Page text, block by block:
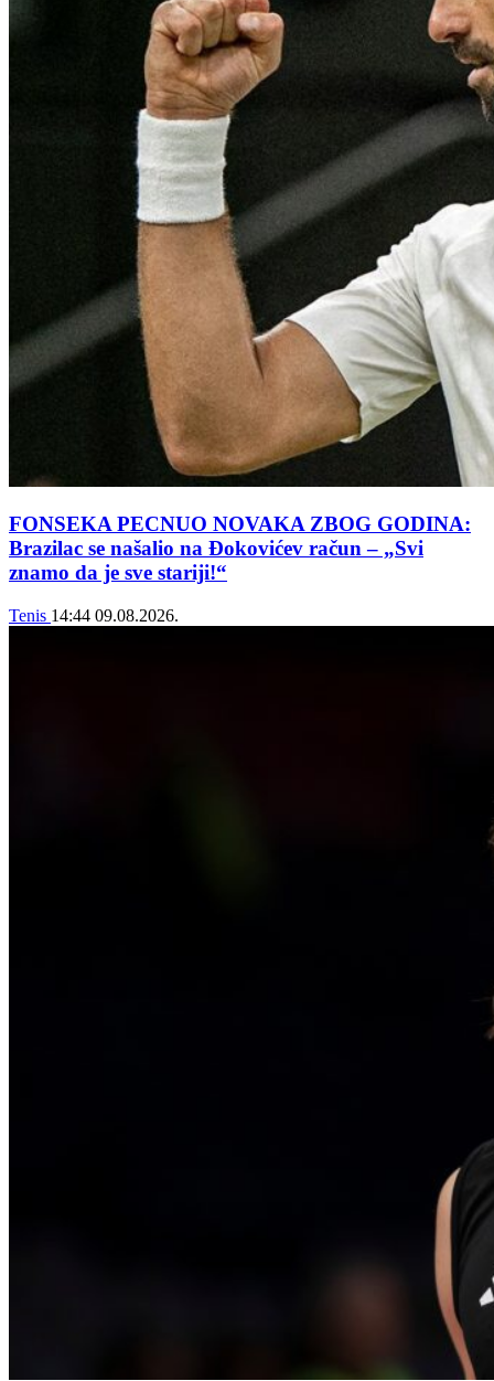
FONSEKA PECNUO NOVAKA ZBOG GODINA:
Brazilac se našalio na Đokovićev račun – „Svi
znamo da je sve stariji!“
Tenis 14:44 09.08.2026.